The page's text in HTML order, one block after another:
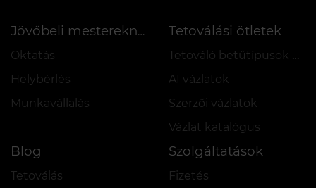
Jövőbeli mestereknek
Oktatás
Helybérlés
Munkavállalás
Tetoválási ötletek
Tetováló betűtípusok online
AI vázlatok
Szerzői vázlatok
Vázlat katalógus
Blog
Tetoválás
Szolgáltatások
Fizetés